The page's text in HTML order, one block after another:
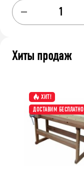
Хиты продаж
ХИТ!
ДОСТАВИМ БЕСПЛАТНО